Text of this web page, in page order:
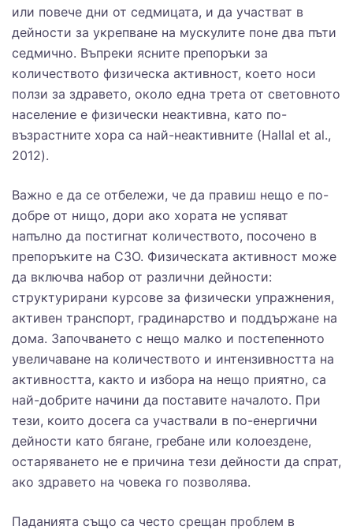
или повече дни от седмицата, и да участват в
дейности за укрепване на мускулите поне два пъти
седмично. Въпреки ясните препоръки за
количеството физическа активност, което носи
ползи за здравето, около една трета от световното
население е физически неактивна, като по-
възрастните хора са най-неактивните (Hallal et al.,
2012).
Важно е да се отбележи, че да правиш нещо е по-
добре от нищо, дори ако хората не успяват
напълно да постигнат количеството, посочено в
препоръките на СЗО. Физическата активност може
да включва набор от различни дейности:
структурирани курсове за физически упражнения,
активен транспорт, градинарство и поддържане на
дома. Започването с нещо малко и постепенното
увеличаване на количеството и интензивността на
активността, както и избора на нещо приятно, са
най-добрите начини да поставите началото. При
тези, които досега са участвали в по-енергични
дейности като бягане, гребане или колоездене,
остаряването не е причина тези дейности да спрат,
ако здравето на човека го позволява.
Паданията също са често срещан проблем в